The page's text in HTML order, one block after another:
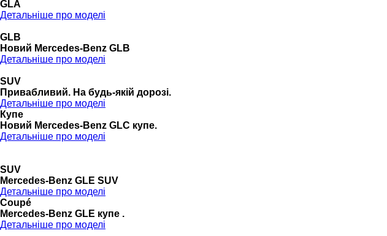
GLA
Детальніше про моделі
GLB
Новий Mercedes-Benz GLB
Детальніше про моделі
SUV
Привабливий. На будь-якій дорозі.
Детальніше про моделі
Купе
Новий Mercedes-Benz GLС купе.
Детальніше про моделі
SUV
Mercedes-Benz GLE SUV
Детальніше про моделі
Coupé
Mercedes-Benz GLE купе .
Детальніше про моделі